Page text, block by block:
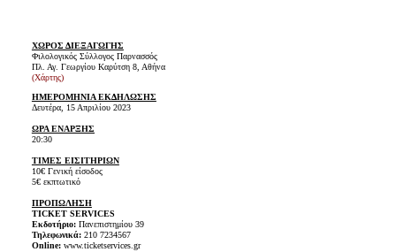
ΧΩΡΟΣ ΔΙΕΞΑΓΩΓΗΣ
Φιλολογικός Σύλλογος Παρνασσός
Πλ. Αγ. Γεωργίου Καρύτση 8, Αθήνα
(Χάρτης)
ΗΜΕΡΟΜΗΝΙΑ ΕΚΔΗΛΩΣΗΣ
Δευτέρα, 15 Απριλίου 2023
ΩΡΑ ΕΝΑΡΞΗΣ
20:30
ΤΙΜΕΣ ΕΙΣΙΤΗΡΙΩΝ
10€ Γενική είσοδος
5€ εκπτωτικό
ΠΡΟΠΩΛΗΣΗ
TICKET SERVICES
Εκδοτήριο:Πανεπιστημίου 39
Τηλεφωνικά:210 7234567
Online:www.ticketservices.gr